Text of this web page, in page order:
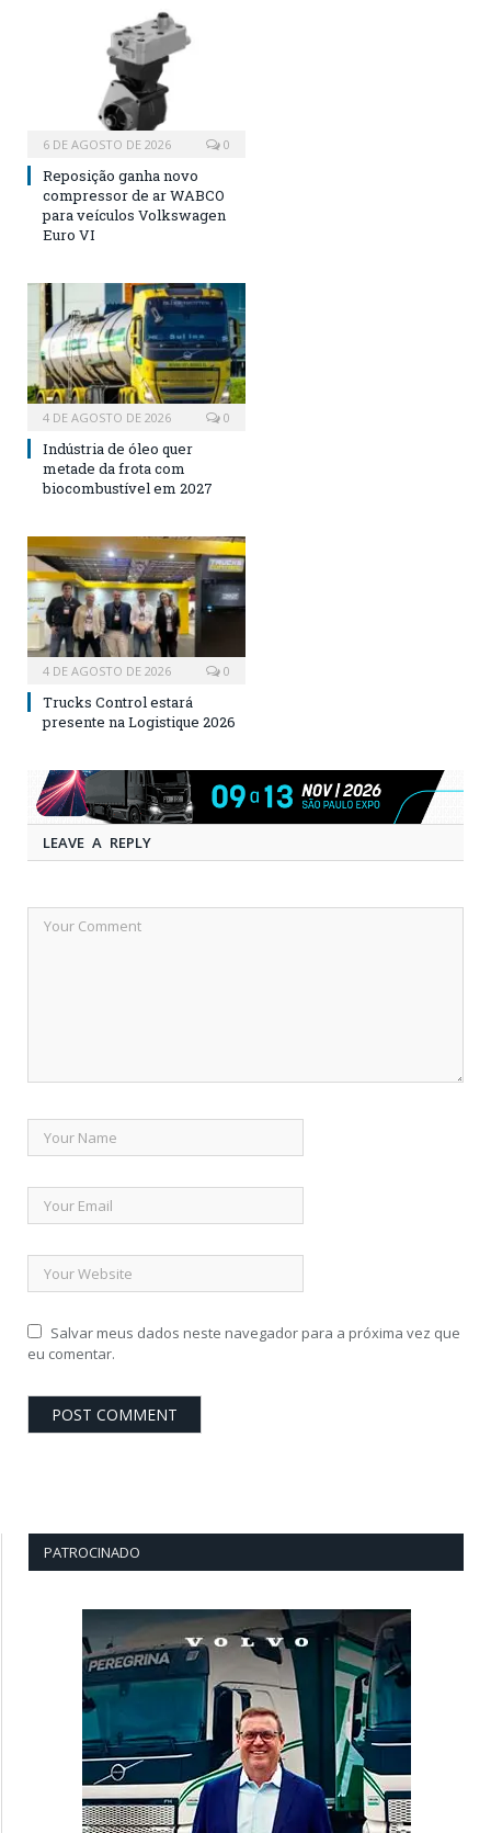
6 DE AGOSTO DE 2026 0
Reposição ganha novo
compressor de ar WABCO
para veículos Volkswagen
Euro VI
4 DE AGOSTO DE 2026 0
Indústria de óleo quer
metade da frota com
biocombustível em 2027
4 DE AGOSTO DE 2026 0
Trucks Control estará
presente na Logistique 2026
LEAVE A REPLY
Salvar meus dados neste navegador para a próxima vez que
eu comentar.
PATROCINADO